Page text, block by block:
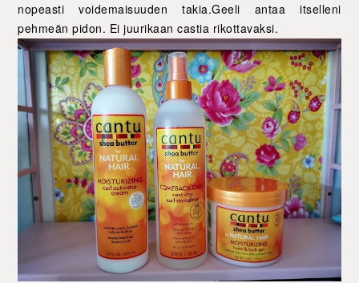
nopeasti voidemaisuuden takia.Geeli antaa itselleni
pehmeän pidon. Ei juurikaan castia rikottavaksi.